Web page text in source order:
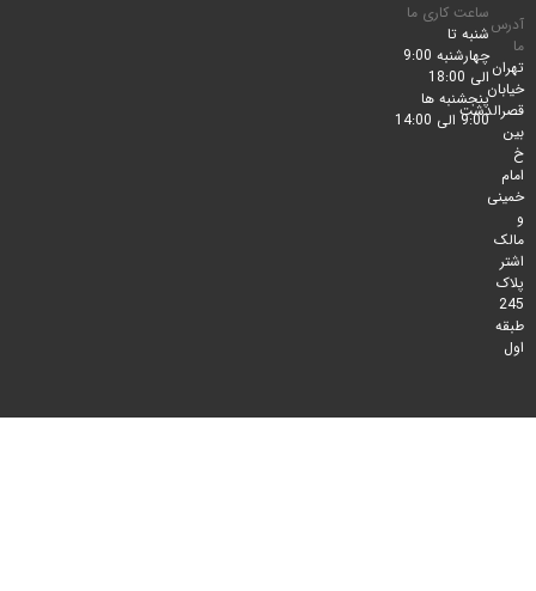
ساعت کاری ما
شنبه تا
چهارشنبه 9:00
الی 18:00
پنجشنبه ها
9:00 الی 14:00